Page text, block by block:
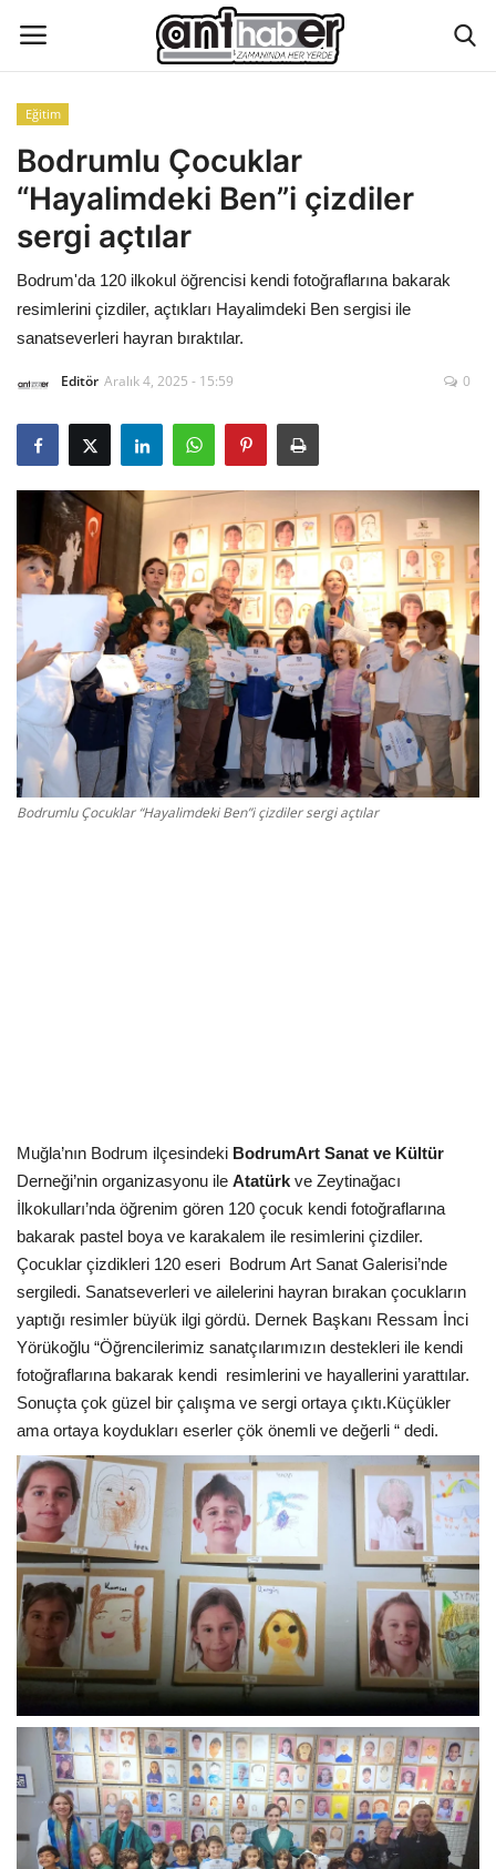
Künye
Eğitim
Hakkımızda
İletişim
Asayiş
Çevre
Gizlilik Politikası
Reklam ve İşbirliği
Bodrum Trafik Yoğunluk Haritası
Turizm
Siyaset
Gündem
Dünya
Eğitim
Bodrumlu Çocuklar
“Hayalimdeki Ben”i çizdiler
sergi açtılar
Bodrum'da 120 ilkokul öğrencisi kendi fotoğraflarına bakarak
resimlerini çizdiler, açtıkları Hayalimdeki Ben sergisi ile
sanatseverleri hayran bıraktılar.
Editör Aralık 4, 2025 - 15:59 0
Bodrumlu Çocuklar “Hayalimdeki Ben”i çizdiler sergi açtılar
Muğla’nın Bodrum ilçesindeki BodrumArt Sanat ve Kültür
Derneği’nin organizasyonu ile Atatürk ve Zeytinağacı
İlkokulları’nda öğrenim gören 120 çocuk kendi fotoğraflarına
bakarak pastel boya ve karakalem ile resimlerini çizdiler.
Çocuklar çizdikleri 120 eseri Bodrum Art Sanat Galerisi’nde
sergiledi. Sanatseverleri ve ailelerini hayran bırakan çocukların
yaptığı resimler büyük ilgi gördü. Dernek Başkanı Ressam İnci
Yörükoğlu “Öğrencilerimiz sanatçılarımızın destekleri ile kendi
fotoğraflarına bakarak kendi resimlerini ve hayallerini yarattılar.
Sonuçta çok güzel bir çalışma ve sergi ortaya çıktı.Küçükler
ama ortaya koydukları eserler çök önemli ve değerli “ dedi.